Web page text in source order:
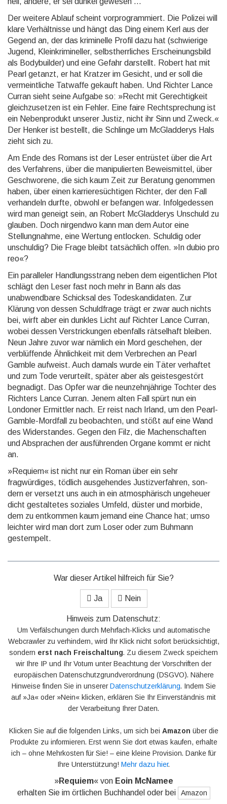
Der weitere Ablauf scheint vorprogrammiert. Die Polizei will
klare Verhältnisse und hängt das Ding einem Kerl aus der
Gegend an, der das kriminelle Profil dazu hat (schwierige
Jugend, Kleinkrimineller, selbst­herrliches Erscheinungsbild
als Bodybuilder) und eine Gefahr darstellt. Robert hat mit
Pearl getanzt, er hat Kratzer im Gesicht, und er soll die
vermeintliche Tatwaffe gekauft haben. Und Richter Lance
Curran sieht seine Aufgabe so: »Recht mit Gerechtigkeit
gleichzusetzen ist ein Fehler. Eine faire Rechtsprechung ist
ein Nebenprodukt unserer Justiz, nicht ihr Sinn und Zweck.«
Der Henker ist bestellt, die Schlinge um McGladderys Hals
zieht sich zu.
Am Ende des Romans ist der Leser entrüstet über die Art
des Verfahrens, über die manipulierten Beweis­mittel, über
Geschworene, die sich kaum Zeit zur Beratung genommen
haben, über einen karrieresüchtigen Richter, der den Fall
verhandeln durfte, obwohl er befangen war. Infolgedessen
wird man geneigt sein, an Robert McGladderys Unschuld zu
glauben. Doch nirgendwo kann man dem Autor eine
Stellungnahme, eine Wertung entlocken. Schuldig oder
unschuldig? Die Frage bleibt tatsächlich offen. »In dubio pro
reo«?
Ein paralleler Handlungsstrang neben dem eigentlichen Plot
schlägt den Leser fast noch mehr in Bann als das
unabwendbare Schicksal des Todeskandidaten. Zur
Klärung von dessen Schuldfrage trägt er zwar auch nichts
bei, wirft aber ein dunkles Licht auf Richter Lance Curran,
wobei dessen Verstrickungen eben­falls rätselhaft bleiben.
Neun Jahre zuvor war nämlich ein Mord geschehen, der
verblüffende Ähn­lich­keit mit dem Verbrechen an Pearl
Gamble aufweist. Auch damals wurde ein Täter verhaftet
und zum Tode verur­teilt, später aber als geistesgestört
begnadigt. Das Opfer war die neunzehnjährige Tochter des
Richters Lance Curran. Jenem alten Fall spürt nun ein
Londoner Ermittler nach. Er reist nach Irland, um den Pearl-
Gamble-Mordfall zu beobachten, und stößt auf eine Wand
des Widerstandes. Gegen den Filz, die Machen­schaften
und Absprachen der ausführenden Organe kommt er nicht
an.
»Requiem« ist nicht nur ein Roman über ein sehr
fragwürdiges, tödlich ausgehendes Justizverfahren, son­
dern er versetzt uns auch in ein atmosphärisch ungeheuer
dicht gestaltetes soziales Umfeld, düster und morbide,
dem zu entkommen kaum jemand eine Chance hat; umso
leichter wird man dort zum Loser oder zum Buhmann
gestempelt.
War dieser Artikel hilfreich für Sie?
Ja Nein
Hinweis zum Datenschutz:
Um Verfälschungen durch Mehrfach-Klicks und automatische
Webcrawler zu verhindern, wird Ihr Klick nicht sofort berücksichtigt,
sondern erst nach Freischaltung. Zu diesem Zweck speichern
wir Ihre IP und Ihr Votum unter Beachtung der Vorschriften der
europäischen Datenschutzgrundverordnung (DSGVO). Nähere
Hinweise finden Sie in unsererDatenschutzerklärung. Indem Sie
auf »Ja« oder »Nein« klicken, erklären Sie Ihr Einverständnis mit
der Verarbeitung Ihrer Daten.
Klicken Sie auf die folgenden Links, um sich bei Amazon über die
Produkte zu informieren. Erst wenn Sie dort etwas kaufen, erhalte
ich – ohne Mehrkosten für Sie! – eine kleine Provision. Danke für
Ihre Unterstützung! Mehr dazu hier.
»Requiem« von Eoin McNamee
erhalten Sie im örtlichen Buchhandel oder bei
Amazon